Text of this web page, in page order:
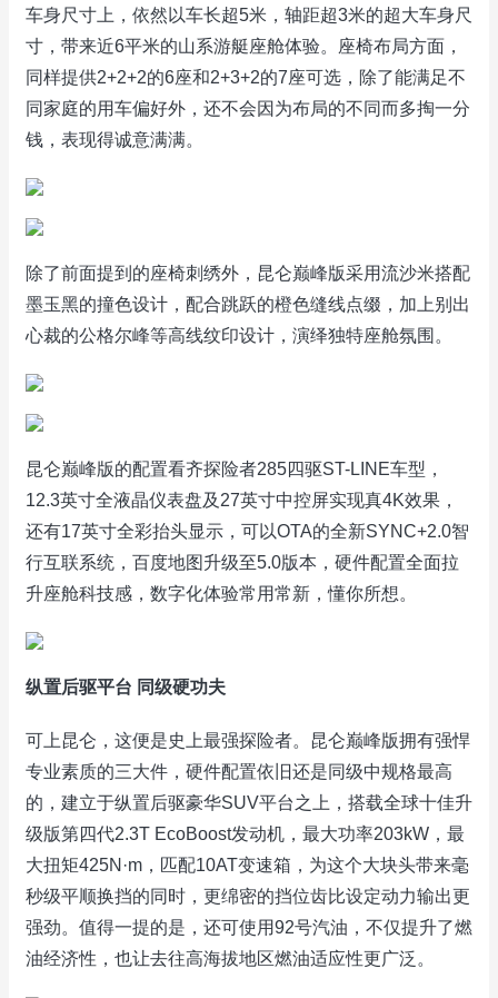
车身尺寸上，依然以车长超5米，轴距超3米的超大车身尺
寸，带来近6平米的山系游艇座舱体验。座椅布局方面，
同样提供2+2+2的6座和2+3+2的7座可选，除了能满足不
同家庭的用车偏好外，还不会因为布局的不同而多掏一分
钱，表现得诚意满满。
除了前面提到的座椅刺绣外，昆仑巅峰版采用流沙米搭配
墨玉黑的撞色设计，配合跳跃的橙色缝线点缀，加上别出
心裁的公格尔峰等高线纹印设计，演绎独特座舱氛围。
昆仑巅峰版的配置看齐探险者285四驱ST-LINE车型，
12.3英寸全液晶仪表盘及27英寸中控屏实现真4K效果，
还有17英寸全彩抬头显示，可以OTA的全新SYNC+2.0智
行互联系统，百度地图升级至5.0版本，硬件配置全面拉
升座舱科技感，数字化体验常用常新，懂你所想。
纵置后驱平台 同级硬功夫
可上昆仑，这便是史上最强探险者。昆仑巅峰版拥有强悍
专业素质的三大件，硬件配置依旧还是同级中规格最高
的，建立于纵置后驱豪华SUV平台之上，搭载全球十佳升
级版第四代2.3T EcoBoost发动机，最大功率203kW，最
大扭矩425N·m，匹配10AT变速箱，为这个大块头带来毫
秒级平顺换挡的同时，更绵密的挡位齿比设定动力输出更
强劲。值得一提的是，还可使用92号汽油，不仅提升了燃
油经济性，也让去往高海拔地区燃油适应性更广泛。